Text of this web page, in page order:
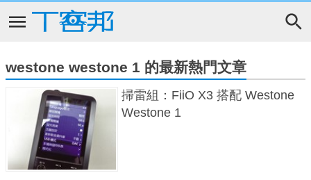
westone westone 1 的最新熱門文章
掃雷組：FiiO X3 搭配 Westone
Westone 1